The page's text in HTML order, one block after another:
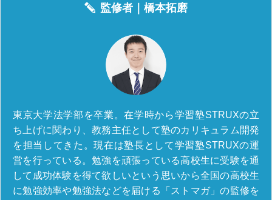
監修者｜橋本拓磨
東京大学法学部を卒業。在学時から学習塾STRUXの立
ち上げに関わり、教務主任として塾のカリキュラム開発
を担当してきた。現在は塾長として学習塾STRUXの運
営を行っている。勉強を頑張っている高校生に受験を通
して成功体験を得て欲しいという思いから全国の高校生
に勉強効率や勉強法などを届ける「ストマガ」の監修を